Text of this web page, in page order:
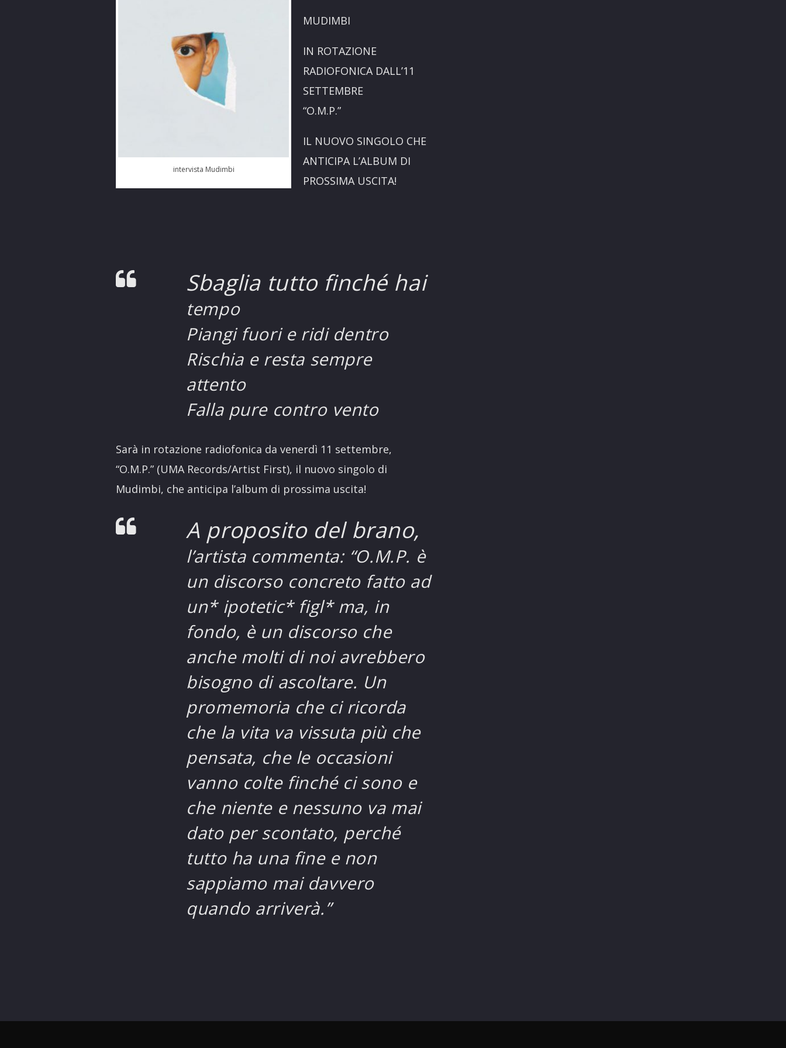
intervista Mudimbi
MUDIMBI
IN ROTAZIONE
RADIOFONICA DALL’11
SETTEMBRE
“O.M.P.”
IL NUOVO SINGOLO CHE
ANTICIPA L’ALBUM DI
PROSSIMA USCITA!
Sbaglia tutto finché hai
tempo
Piangi fuori e ridi dentro
Rischia e resta sempre
attento
Falla pure contro vento
Sarà in rotazione radiofonica da venerdì 11 settembre,
“O.M.P.” (UMA Records/Artist First), il nuovo singolo di
Mudimbi, che anticipa l’album di prossima uscita!
A proposito del brano,
l’artista commenta: “O.M.P. è
un discorso concreto fatto ad
un* ipotetic* figl* ma, in
fondo, è un discorso che
anche molti di noi avrebbero
bisogno di ascoltare. Un
promemoria che ci ricorda
che la vita va vissuta più che
pensata, che le occasioni
vanno colte finché ci sono e
che niente e nessuno va mai
dato per scontato, perché
tutto ha una fine e non
sappiamo mai davvero
quando arriverà.”